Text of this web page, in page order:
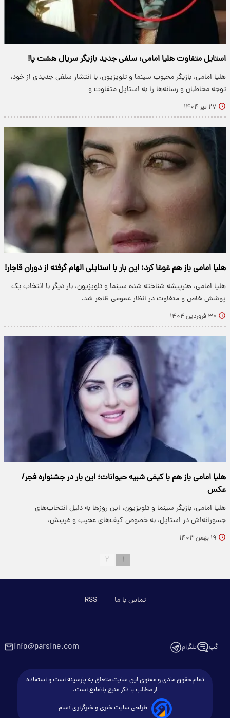
استایل متفاوت هلیا امامی: سلفی جدید بازیگر سریال هشت پا!
هلیا امامی، بازیگر محبوب سینما و تلویزیون، با انتشار سلفی جدیدی از خود،
توجه مخاطبان و رسانه‌ها را به استایل متفاوت و…
۲۷ تیر ۱۴۰۴
هلیا امامی باز هم غوغا کرد؛ این بار با استایلی الهام گرفته از دوران قاجار!
هلیا امامی، هنرپیشه شناخته شده سینما و تلویزیون، بار دیگر با انتخاب یک
پوشش خاص و متفاوت در انظار عمومی ظاهر شد.
۳۰ فروردین ۱۴۰۴
هلیا امامی باز هم با کیفی شبیه حیوانات؛ این بار در جشنواره فجر/
عکس
هلیا امامی، بازیگر سینما و تلویزیون، این روزها به دلیل انتخاب‌های
جسورانه‌اش در استایل، به خصوص کیف‌های عجیب و غریبش،…
۱۹ بهمن ۱۴۰۳
۱ ۲
تماس با ما RSS
گپ تلگرام info@parsine.com
تمام حقوق مادی و معنوی این سایت متعلق به پارسینه است و استفاده
از مطالب با ذکر منبع بلامانع است.
طراحی سایت خبری و خبرگزاری آسام